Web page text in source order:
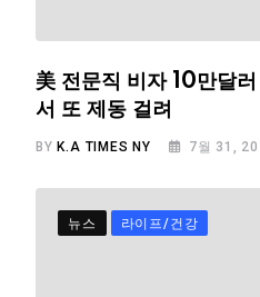
美 전문직 비자 10만달
서 또 제동 걸려
BY K.A TIMES NY 7월 31,
뉴스 라이프/건강